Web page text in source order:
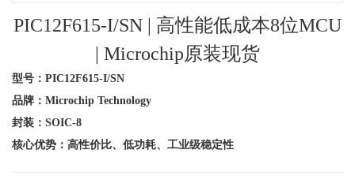
PIC12F615-I/SN | 高性能低成本8位MCU
| Microchip原装现货
型号：PIC12F615-I/SN
品牌：Microchip Technology
封装：SOIC-8
核心优势：高性价比、低功耗、工业级稳定性